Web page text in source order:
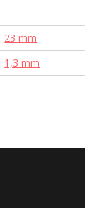
23 mm
1,3 mm